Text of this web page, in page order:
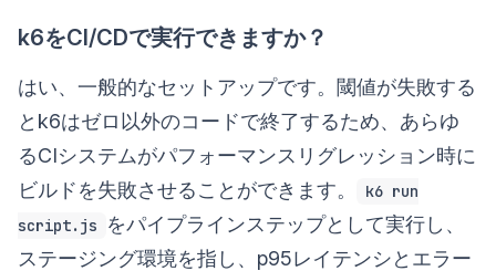
k6をCI/CDで実行できますか？
はい、一般的なセットアップです。閾値が失敗する
とk6はゼロ以外のコードで終了するため、あらゆ
るCIシステムがパフォーマンスリグレッション時に
ビルドを失敗させることができます。
k6 run
script.js
をパイプラインステップとして実行し、
ステージング環境を指し、p95レイテンシとエラー